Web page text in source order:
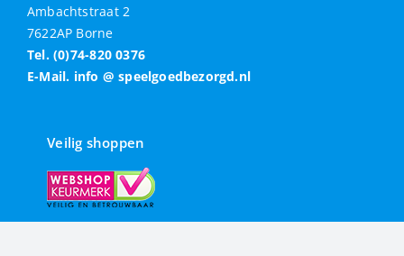
Ambachtstraat 2
7622AP Borne
Tel. (0)74-820 0376
E-Mail. info @ speelgoedbezorgd.nl
Veilig shoppen